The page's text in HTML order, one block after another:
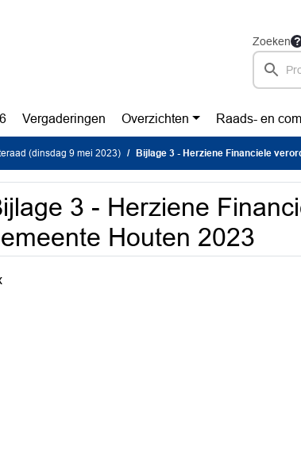
Zoeken
Vergaderingen Overzichten Raads- en
(dinsdag 9 mei 2023) Bijlage 3 - Herziene Financiele
3 - Herziene
Houten 2023